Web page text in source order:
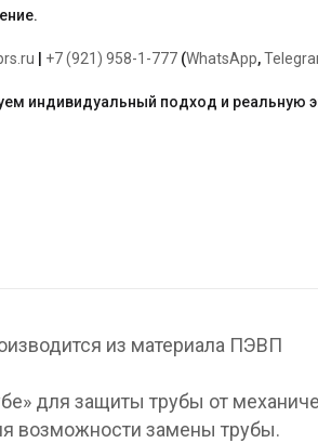
+7 (921) 958-1-777 (WhatsApp,
индивидуальный подход и реальную
из материала ПЭВП
для защиты трубы от
возможности замены трубы.